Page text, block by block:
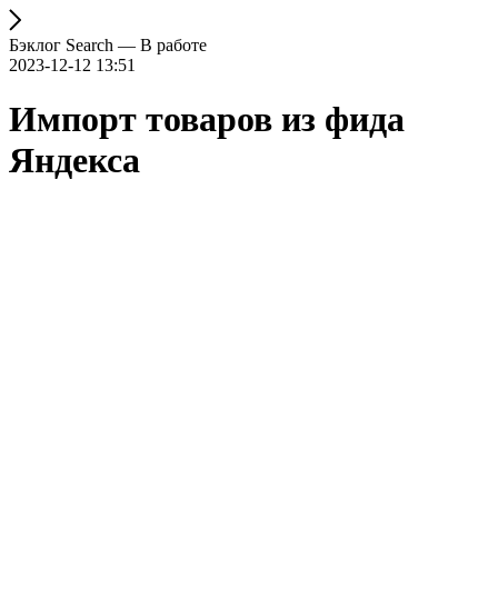
Бэклог Search — В работе
2023-12-12 13:51
Импорт товаров из фида
Яндекса